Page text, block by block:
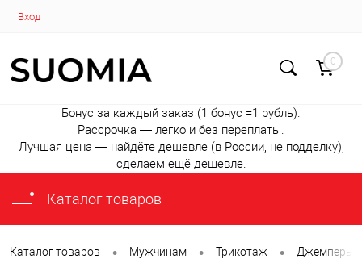
Вход
0
Бонус за каждый заказ (1 бонус =1 рубль).
Рассрочка — легко и без переплаты.
Лучшая цена — найдёте дешевле (в России, не подделку),
сделаем ещё дешевле.
Каталог товаров
Каталог товаров • Мужчинам • Трикотаж • Джемперы